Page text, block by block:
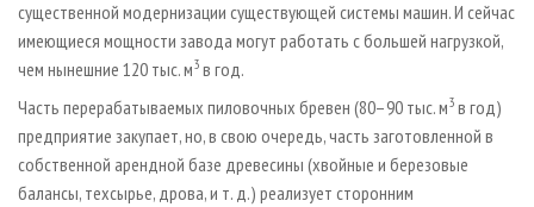
существенной модернизации существующей системы машин. И сейчас
имеющиеся мощности завода могут работать с большей нагрузкой,
чем нынешние 120 тыс. м3 в год.
Часть перерабатываемых пиловочных бревен (80–90 тыс. м3 в год)
предприятие закупает, но, в свою очередь, часть заготовленной в
собственной арендной базе древесины (хвойные и березовые
балансы, техсырье, дрова, и т. д.) реализует сторонним